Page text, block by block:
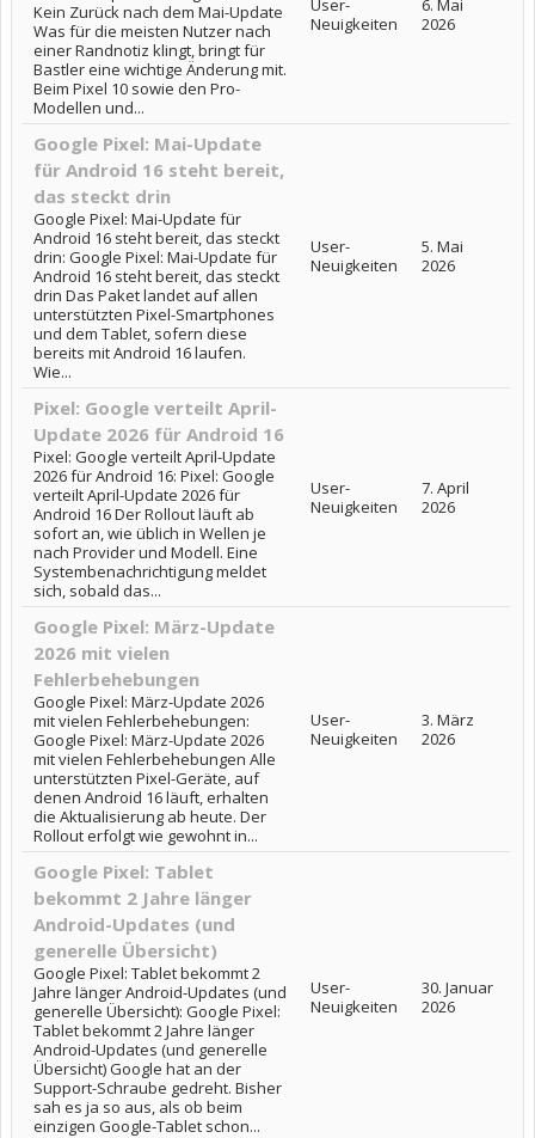
Kein Zurück nach dem Mai-Update
Was für die meisten Nutzer nach
einer Randnotiz klingt, bringt für
Bastler eine wichtige Änderung mit.
Beim Pixel 10 sowie den Pro-
Modellen und...
User-
Neuigkeiten
6. Mai
2026
Google Pixel: Mai-Update
für Android 16 steht bereit,
das steckt drin
Google Pixel: Mai-Update für
Android 16 steht bereit, das steckt
drin: Google Pixel: Mai-Update für
Android 16 steht bereit, das steckt
drin Das Paket landet auf allen
unterstützten Pixel-Smartphones
und dem Tablet, sofern diese
bereits mit Android 16 laufen.
Wie...
User-
Neuigkeiten
5. Mai
2026
Pixel: Google verteilt April-
Update 2026 für Android 16
Pixel: Google verteilt April-Update
2026 für Android 16: Pixel: Google
verteilt April-Update 2026 für
Android 16 Der Rollout läuft ab
sofort an, wie üblich in Wellen je
nach Provider und Modell. Eine
Systembenachrichtigung meldet
sich, sobald das...
User-
Neuigkeiten
7. April
2026
Google Pixel: März-Update
2026 mit vielen
Fehlerbehebungen
Google Pixel: März-Update 2026
mit vielen Fehlerbehebungen:
Google Pixel: März-Update 2026
mit vielen Fehlerbehebungen Alle
unterstützten Pixel-Geräte, auf
denen Android 16 läuft, erhalten
die Aktualisierung ab heute. Der
Rollout erfolgt wie gewohnt in...
User-
Neuigkeiten
3. März
2026
Google Pixel: Tablet
bekommt 2 Jahre länger
Android-Updates (und
generelle Übersicht)
Google Pixel: Tablet bekommt 2
Jahre länger Android-Updates (und
generelle Übersicht): Google Pixel:
Tablet bekommt 2 Jahre länger
Android-Updates (und generelle
Übersicht) Google hat an der
Support-Schraube gedreht. Bisher
sah es ja so aus, als ob beim
einzigen Google-Tablet schon...
User-
Neuigkeiten
30. Januar
2026